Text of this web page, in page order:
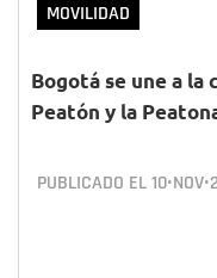
MOVILIDAD
Bogotá se une a
Peatón y la
PUBLICADO EL